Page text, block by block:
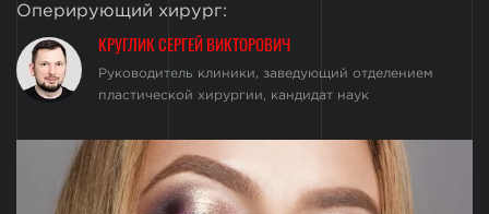
Оперирующий хирург:
КРУГЛИК СЕРГЕЙ ВИКТОРОВИЧ
Руководитель клиники, заведующий отделением
пластической хирургии, кандидат наук